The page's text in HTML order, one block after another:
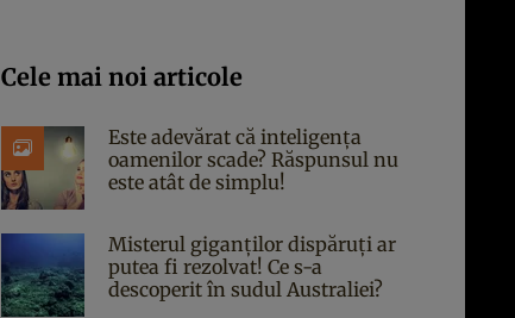
Cele mai noi articole
Este adevărat că inteligența
oamenilor scade? Răspunsul nu
este atât de simplu!
Misterul giganților dispăruți ar
putea fi rezolvat! Ce s-a
descoperit în sudul Australiei?